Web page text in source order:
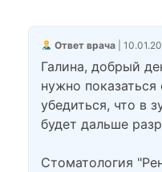
Ответ врача|
Галина, добрый
нужно показаться
убедиться, что в
будет дальше
Стоматология